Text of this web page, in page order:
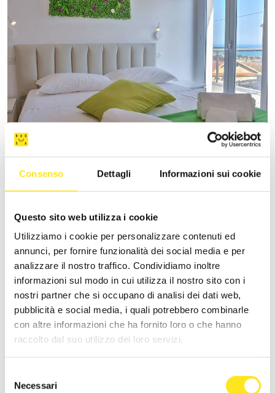
Consenso Dettagli Informazioni sui cookie
Questo sito web utilizza i cookie
Utilizziamo i cookie per personalizzare contenuti ed
annunci, per fornire funzionalità dei social media e per
analizzare il nostro traffico. Condividiamo inoltre
informazioni sul modo in cui utilizza il nostro sito con i
nostri partner che si occupano di analisi dei dati web,
pubblicità e social media, i quali potrebbero combinarle
con altre informazioni che ha fornito loro o che hanno
raccolto dal suo utilizzo dei loro servizi.
delNecessari
VILLA VANI
+393335085250